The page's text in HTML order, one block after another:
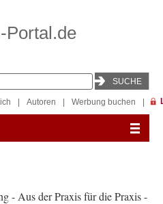
-Portal.de
Autoren Werbung buchen
- Aus der Praxis für die Praxis -